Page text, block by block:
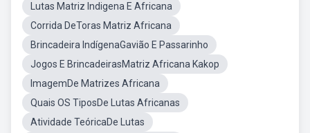
Lutas Matriz Indigena E Africana
Corrida DeToras Matriz Africana
Brincadeira IndígenaGavião E Passarinho
Jogos E BrincadeirasMatriz Africana Kakop
ImagemDe Matrizes Africana
Quais OS TiposDe Lutas Africanas
Atividade TeóricaDe Lutas